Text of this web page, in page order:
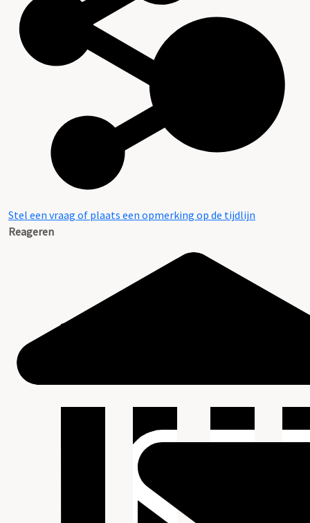
Stel een vraag of plaats een opmerking op de tijdlijn
Reageren